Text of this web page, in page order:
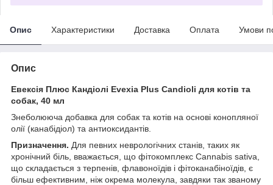
Опис Характеристики Доставка Оплата Умови
Опис
Евексія Плюс Кандіолі Evexia Plus Candioli для котів та
собак, 40 мл
Знеболююча добавка для собак та котів на основі конопляної
олії (канабідіол) та антиоксидантів.
Призначення. Для певних неврологічних станів, таких як
хронічний біль, вважається, що фітокомплекс Cannabis sativa,
що складається з терпенів, флавоноїдів і фітоканабіноїдів, є
більш ефективним, ніж окрема молекула, завдяки так званому